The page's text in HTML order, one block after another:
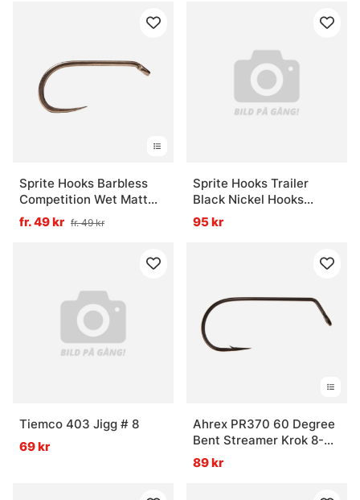
Sprite Hooks Barbless
Competition Wet Matt
Bronze S2175 25-Pack
fr. 49 kr fr. 49 kr
Sprite Hooks Trailer
Black Nickel Hooks
S1970 25-pack - #8
95 kr
Tiemco 403 Jigg # 8
69 kr
Ahrex PR370 60 Degree
Bent Streamer Krok 8-
pack
89 kr